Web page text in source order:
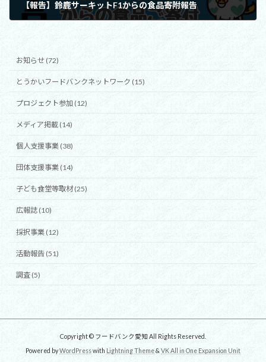
【報告】鈴鹿サーキットF1からの食品寄附報告
お知らせ (72)
とうかいフードバンクネットワーク (15)
プロジェクト参加 (12)
メディア掲載 (14)
個人支援事業 (38)
団体支援事業 (14)
子ども食堂等取材 (25)
広報誌 (10)
採択事業 (12)
活動報告 (51)
調査 (5)
Copyright © フードバンク愛知 All Rights Reserved.
Powered byWordPresswith Lightning Theme&VK All in One Expansion Unit